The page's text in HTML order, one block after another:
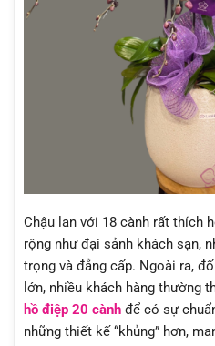
Chậu lan với 18 cành rất thích
rộng như đại sảnh khách sạn,
trọng và đẳng cấp. Ngoài ra,
lớn, nhiều khách hàng thường
hồ điệp 20 cành để có sự
những thiết kế “khủng” hơn,